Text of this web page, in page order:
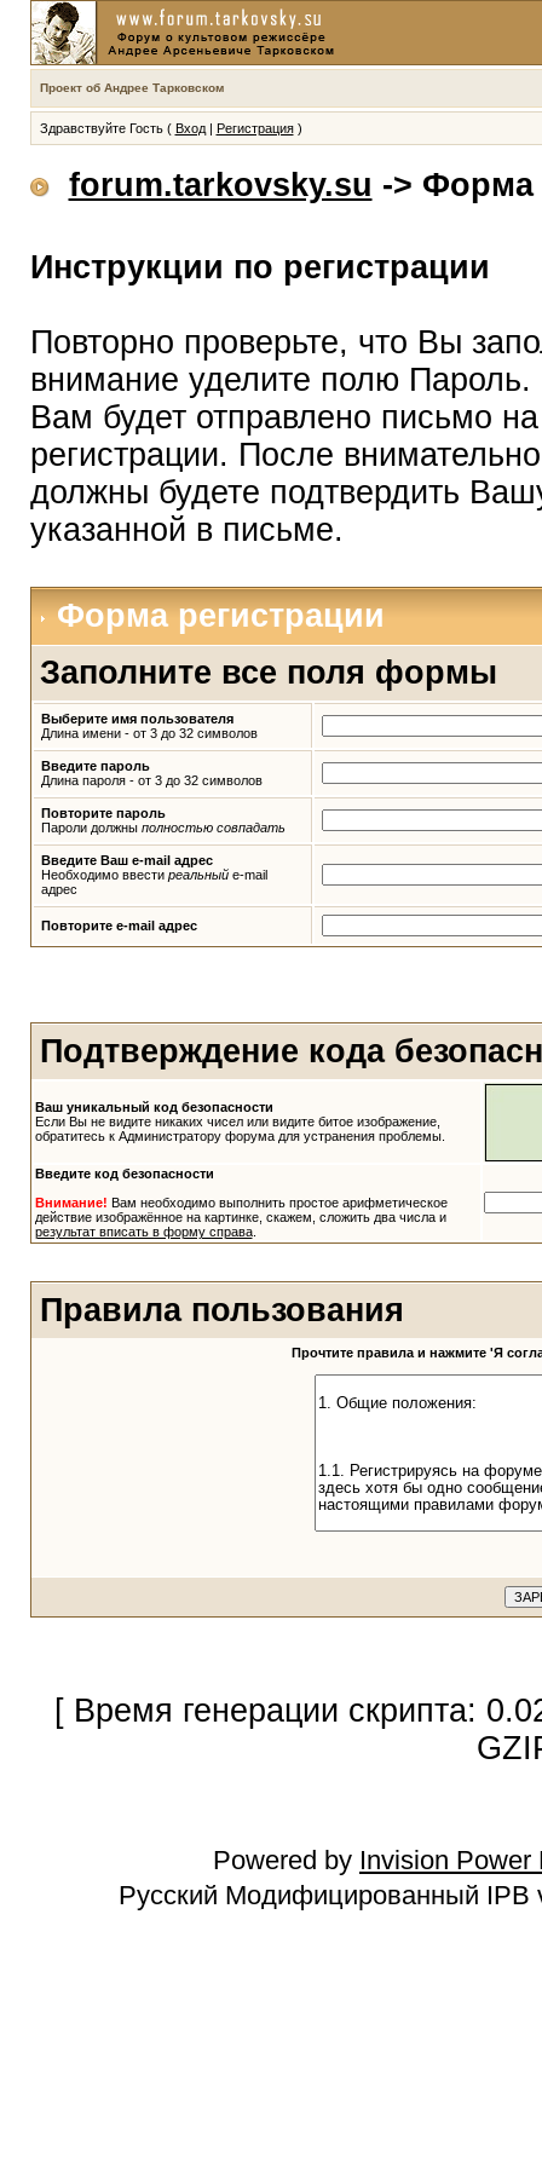
Проект об Андрее Тарковском
Здравствуйте Гость ( Вход| Регистрация)
forum.tarkovsky.su -> Форма
Инструкции по регистрации
Повторно проверьте, что Вы
внимание уделите полю Пароль.
Вам будет отправлено письмо
регистрации. После
должны будете подтвердить
указанной в письме.
Форма регистрации
Заполните все поля формы
Выберите имя пользователя
Длина имени - от 3 до 32 символов
Введите пароль
Длина пароля - от 3 до 32 символов
Повторите пароль
Пароли должны полностью совпадать
Введите Ваш e-mail адрес
Необходимо ввести реальныйe-mail
адрес
Повторите e-mail адрес
Подтверждение кода
Ваш уникальный код безопасности
Если Вы не видите никаких чисел или видите битое изображение,
обратитесь к Администратору форума для устранения проблемы.
Введите код безопасности
Внимание! Вам необходимо выполнить простое арифметическое
действие изображённое на картинке, скажем, сложить два числа и
результат вписать в форму справа.
Правила пользования
Прочтите правила и нажмите 'Я
[ Время генерации скрипта:
Powered by Invision Power
Русский Модифицированный IPB